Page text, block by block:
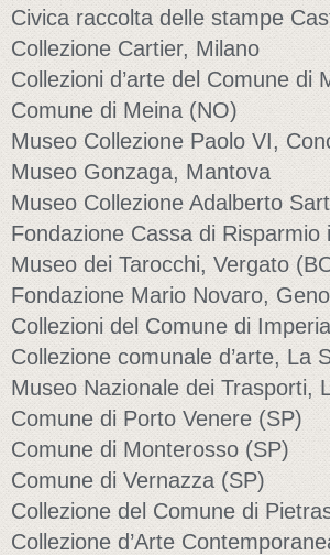
Civica raccolta delle stampe
Collezione Cartier, Milano
Collezioni d’arte del Comune di
Comune di Meina (NO)
Museo Collezione Paolo VI,
Museo Gonzaga, Mantova
Museo Collezione Adalberto
Fondazione Cassa di Risparmio
Museo dei Tarocchi, Vergato
Fondazione Mario Novaro,
Collezioni del Comune di Imperia
Collezione comunale d’arte, La
Museo Nazionale dei Trasporti,
Comune di Porto Venere (SP)
Comune di Monterosso (SP)
Comune di Vernazza (SP)
Collezione del Comune di
Collezione d’Arte